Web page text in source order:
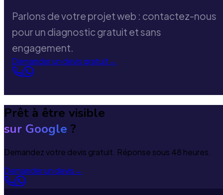
Parlons de votre projet web : contactez-nous
pour un diagnostic gratuit et sans
engagement.
Demander un devis gratuit→
Prêt à être visible
sur Google ?
Demandez votre devis gratuit. Réponse sous 48 heures.
Demander un devis→